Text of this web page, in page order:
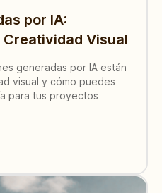
por IA:
Visual
generadas por IA están
visual y cómo puedes
para tus proyectos